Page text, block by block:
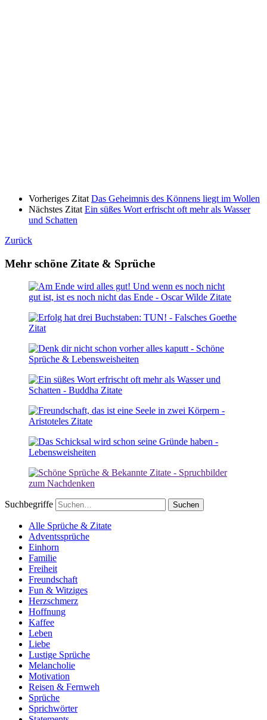
Vorheriges Zitat Das Geheimnis des Könnens liegt im Wollen
Nächstes Zitat Ein süßes Wort erfrischt oft mehr als Wasser
und Schatten
Zurück
Mehr schöne Zitate & Sprüche
Suchbegriffe
Alle Sprüche & Zitate
Adventssprüche
Einhorn
Familie
Freiheit
Freundschaft
Fun & Witziges
Herzschmerz
Hoffnung
Kaffee
Leben
Liebe
Lustige Sprüche
Melancholie
Motivation
Reisen & Fernweh
Sprüche
Sprichwörter